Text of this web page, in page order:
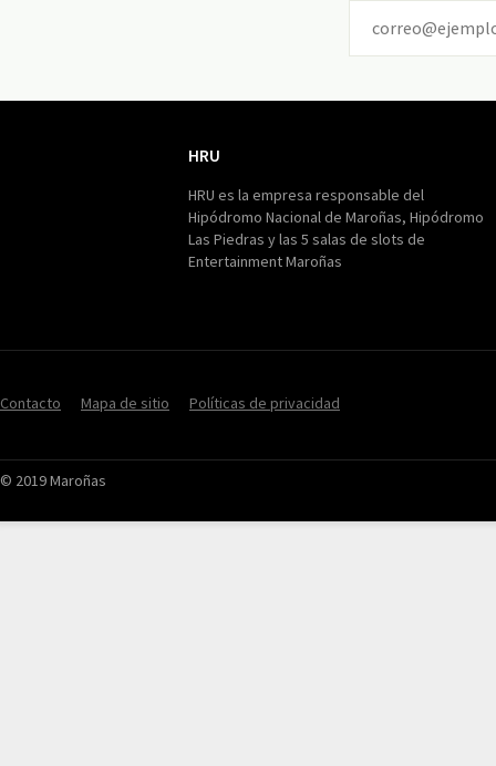
HRU
HRU es la empresa responsable del
Hipódromo Nacional de Maroñas, Hipódromo
Las Piedras y las 5 salas de slots de
Entertainment Maroñas
Contacto Mapa de sitio Políticas de privacidad
© 2019 Maroñas